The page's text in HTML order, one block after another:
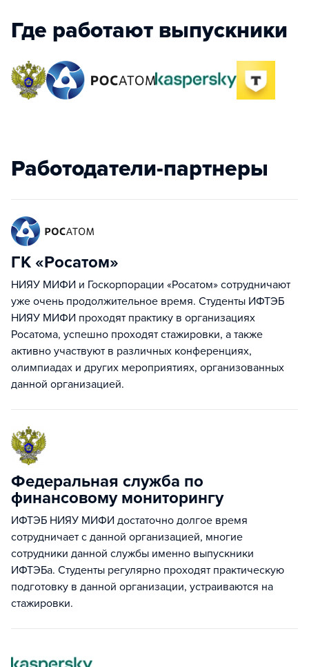
Где работают выпускники
Работодатели-партнеры
ГК «Росатом»
НИЯУ МИФИ и Госкорпорации «Росатом» сотрудничают
уже очень продолжительное время. Студенты ИФТЭБ
НИЯУ МИФИ проходят практику в организациях
Росатома, успешно проходят стажировки, а также
активно участвуют в различных конференциях,
олимпиадах и других мероприятиях, организованных
данной организацией.
Федеральная служба по
финансовому мониторингу
ИФТЭБ НИЯУ МИФИ достаточно долгое время
сотрудничает с данной организацией, многие
сотрудники данной службы именно выпускники
ИФТЭБа. Студенты регулярно проходят практическую
подготовку в данной организации, устраиваются на
стажировки.